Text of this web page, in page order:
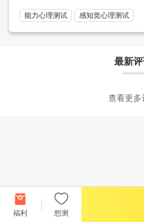
能力心理测试 感知觉心理测试
最新
查看更多
福利 想测